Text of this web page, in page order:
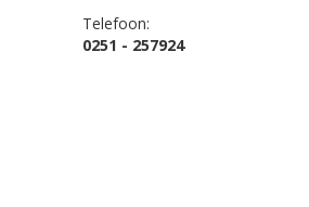
Telefoon:
0251 - 257924